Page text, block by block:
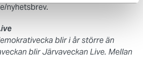
nyhetsbrev.
blir i år större än
blir Järvaveckan Live. Mellan